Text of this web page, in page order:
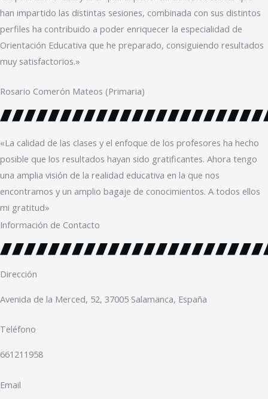
o
k
r p
e
han impartido las distintas sesiones, combinada con sus distintos
perfiles ha contribuido a poder enriquecer la especialidad de
Orientación Educativa que he preparado, consiguiendo resultados
muy satisfactorios.»
Rosario Comerón Mateos (Primaria)
«La calidad de las clases y el enfoque de los profesores ha hecho
posible que los resultados hayan sido gratificantes. Ahora tengo
una amplia visión de la realidad educativa en la que nos
encontramos y un amplio bagaje de conocimientos. A todos ellos
mi gratitud»
Información de Contacto
Dirección
Avenida de la Merced, 52, 37005 Salamanca, España
Teléfono
661211958
Email